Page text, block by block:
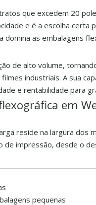
que excedem 20
e é a escolha certa
as embalagens
de alto volume,
industriais. A sua
e rentabilidade para
em
reside na largura dos
impressão, desde o
pequenas